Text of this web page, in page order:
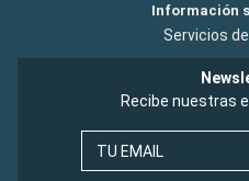
Información
Servicios
Recibe nuestras
TU EMAIL